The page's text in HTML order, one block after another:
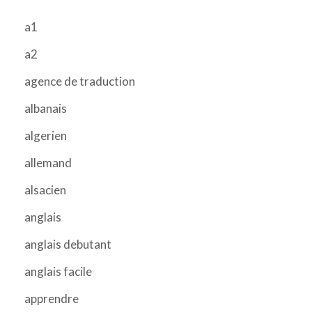
a1
a2
agence de traduction
albanais
algerien
allemand
alsacien
anglais
anglais debutant
anglais facile
apprendre